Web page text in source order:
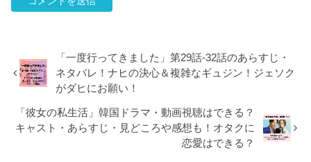
「一度行ってきました」第29話-32話のあらすじ・
ネタバレ！ナヒの決心＆複雑なギュジン！ジェソク
がダヒにお願い！
「彼女の私生活」韓国ドラマ・動画視聴はできる？
キャスト・あらすじ・見どころや感想も！オタクに
恋愛はできる？